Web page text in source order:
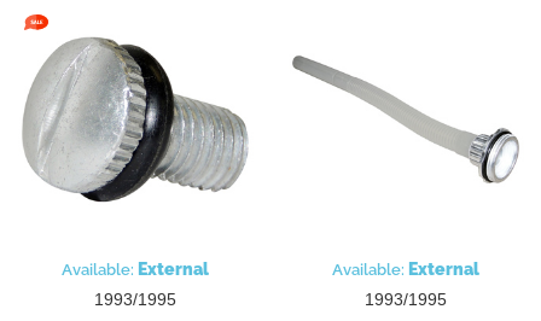
Available: External
1993/1995
Available: External
1993/1995